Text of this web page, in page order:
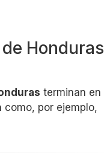
Honduras
terminan en
como, por ejemplo,